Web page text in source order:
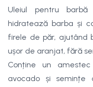
Uleiul pentru barbă
hidratează barba și
firele de păr, ajutând
ușor de aranjat, fără
Conține un
avocado și